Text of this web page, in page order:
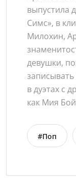
выпустила
Симс», в
Милохин,
девушки,
в дуэтах с
как Мия
#Поп